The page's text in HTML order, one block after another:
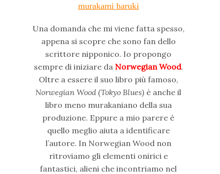
murakami haruki
Una domanda che mi viene fatta spesso,
appena si scopre che sono fan dello
scrittore nipponico. Io propongo
sempre di iniziare da Norwegian Wood.
Oltre a essere il suo libro più famoso,
Norwegian Wood (Tokyo Blues) è anche il
libro meno murakaniano della sua
produzione. Eppure a mio parere è
quello meglio aiuta a identificare
l’autore. In Norwegian Wood non
ritroviamo gli elementi onirici e
fantastici, alieni che incontriamo nel